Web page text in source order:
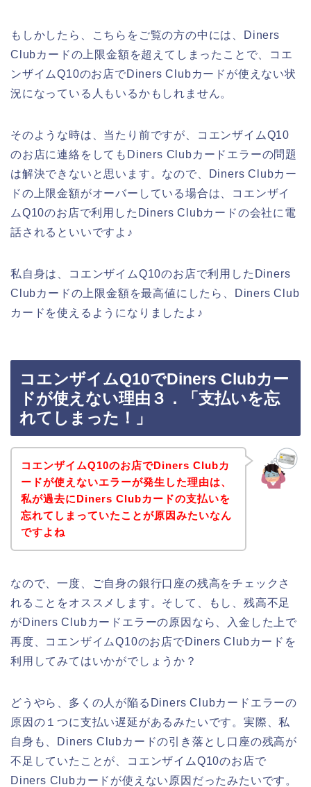
もしかしたら、こちらをご覧の方の中には、Diners
Clubカードの上限金額を超えてしまったことで、コエ
ンザイムQ10のお店でDiners Clubカードが使えない状
況になっている人もいるかもしれません。
そのような時は、当たり前ですが、コエンザイムQ10
のお店に連絡をしてもDiners Clubカードエラーの問題
は解決できないと思います。なので、Diners Clubカー
ドの上限金額がオーバーしている場合は、コエンザイ
ムQ10のお店で利用したDiners Clubカードの会社に電
話されるといいですよ♪
私自身は、コエンザイムQ10のお店で利用したDiners
Clubカードの上限金額を最高値にしたら、Diners Club
カードを使えるようになりましたよ♪
コエンザイムQ10でDiners Clubカー
ドが使えない理由３．「支払いを忘
れてしまった！」
コエンザイムQ10のお店でDiners Clubカ
ードが使えないエラーが発生した理由は、
私が過去にDiners Clubカードの支払いを
忘れてしまっていたことが原因みたいなん
ですよね
なので、一度、ご自身の銀行口座の残高をチェックさ
れることをオススメします。そして、もし、残高不足
がDiners Clubカードエラーの原因なら、入金した上で
再度、コエンザイムQ10のお店でDiners Clubカードを
利用してみてはいかがでしょうか？
どうやら、多くの人が陥るDiners Clubカードエラーの
原因の１つに支払い遅延があるみたいです。実際、私
自身も、Diners Clubカードの引き落とし口座の残高が
不足していたことが、コエンザイムQ10のお店で
Diners Clubカードが使えない原因だったみたいです。